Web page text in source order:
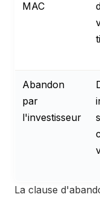
MAC
Abandon
par
l'investisseur
La clause